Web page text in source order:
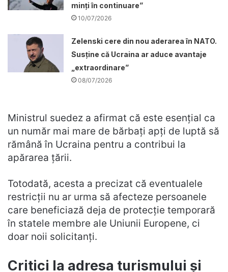
minți în continuare”
10/07/2026
Zelenski cere din nou aderarea în NATO.
Susține că Ucraina ar aduce avantaje
„extraordinare”
08/07/2026
Ministrul suedez a afirmat că este esențial ca
un număr mai mare de bărbați apți de luptă să
rămână în Ucraina pentru a contribui la
apărarea țării.
Totodată, acesta a precizat că eventualele
restricții nu ar urma să afecteze persoanele
care beneficiază deja de protecție temporară
în statele membre ale Uniunii Europene, ci
doar noii solicitanți.
Critici la adresa turismului și